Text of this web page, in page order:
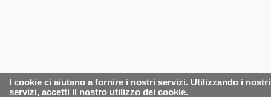
I cookie ci aiutano a fornire i nostri servizi. Utilizzando i nostri
servizi, accetti il nostro utilizzo dei cookie.